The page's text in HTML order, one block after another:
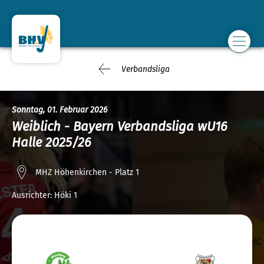
Verbandsliga
Sonntag, 01. Februar 2026
Weiblich - Bayern Verbandsliga wU16
Halle 2025/26
MHZ Höhenkirchen - Platz 1
Ausrichter: Höki 1